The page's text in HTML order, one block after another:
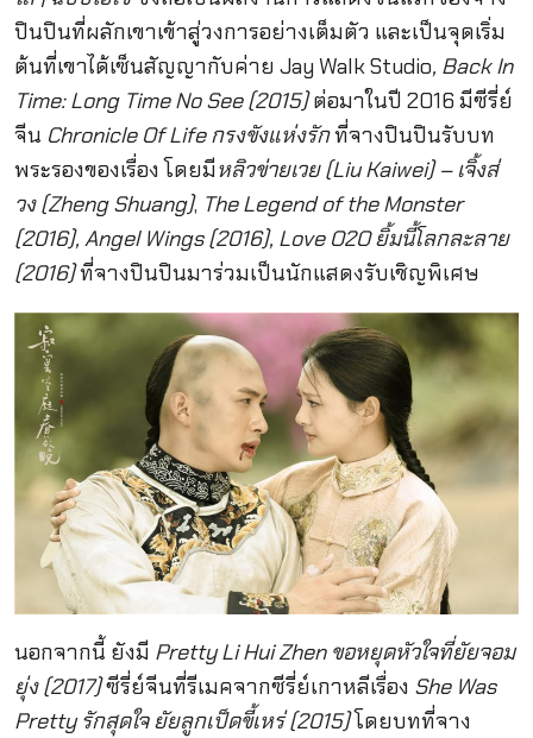
ปินปินที่ผลักเขาเข้าสู่วงการอย่างเต็มตัว และเป็นจุดเริ่ม
ต้นที่เขาได้เซ็นสัญญากับค่าย Jay Walk Studio, Back In
Time: Long Time No See (2015)ต่อมาในปี 2016 มีซีรี่ย์
จีน Chronicle Of Life กรงขังแห่งรักที่จางปินปินรับบท
พระรองของเรื่อง โดยมีหลิวข่ายเวย (Liu Kaiwei) – เจิ้งส่
วง (Zheng Shuang), The Legend of the Monster
(2016), Angel Wings (2016), Love O2O ยิ้มนี้โลกละลาย
(2016)ที่จางปินปินมาร่วมเป็นนักแสดงรับเชิญพิเศษ
นอกจากนี้ ยังมี Pretty Li Hui Zhen ขอหยุดหัวใจที่ยัยจอม
ยุ่ง (2017)ซีรี่ย์จีนที่รีเมคจากซีรี่ย์เกาหลีเรื่อง She Was
Pretty รักสุดใจ ยัยลูกเป็ดขี้เหร่ (2015)โดยบทที่จาง